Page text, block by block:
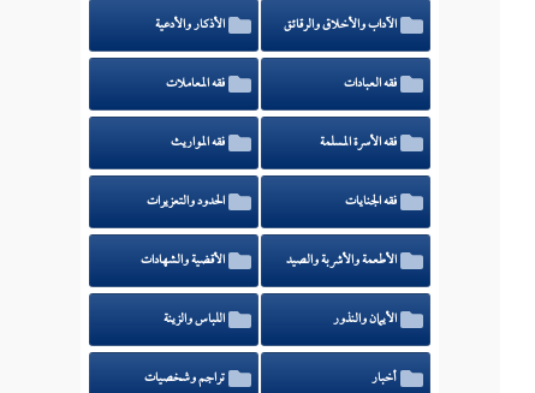
الآداب والأخلاق والرقائق الأذكار والأدعية
فقه العبادات فقه المعاملات
فقه الأسرة المسلمة فقه المواريث
فقه الجنايات الحدود والتعزيرات
الأطعمة والأشربة والصيد الأقضية والشهادات
الأيمان والنذور اللباس والزينة
أخبار تراجم وشخصيات